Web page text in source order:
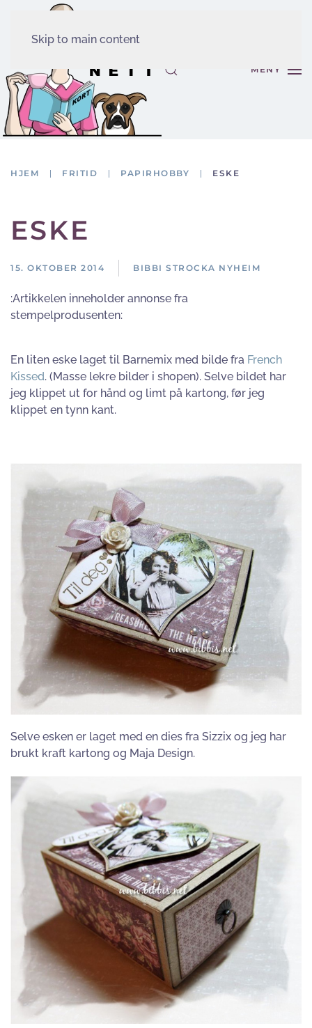
Skip to main content
MENY
HJEM FRITID PAPIRHOBBY ESKE
ESKE
15. OKTOBER 2014 BIBBI STROCKA NYHEIM
:Artikkelen inneholder annonse fra
stempelprodusenten:
En liten eske laget til Barnemix med bilde fra French
Kissed. (Masse lekre bilder i shopen). Selve bildet har
jeg klippet ut for hånd og limt på kartong, før jeg
klippet en tynn kant.
Selve esken er laget med en dies fra Sizzix og jeg har
brukt kraft kartong og Maja Design.